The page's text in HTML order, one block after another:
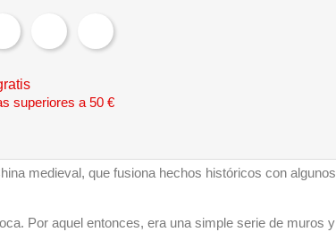
superiores a 50 €
medieval, que fusiona hechos históricos con algunos
Por aquel entonces, era una simple serie de muros y